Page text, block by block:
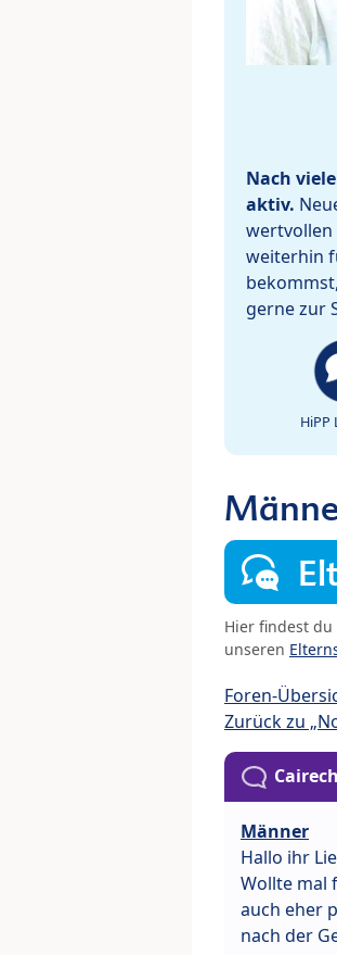
Nach
aktiv.
wertvollen
weiterhin
gerne zur
HiPP
Hier findest
unseren
Foren-
Zurück zu
Männer
Hallo ihr
Wollte mal
auch eher
nach der